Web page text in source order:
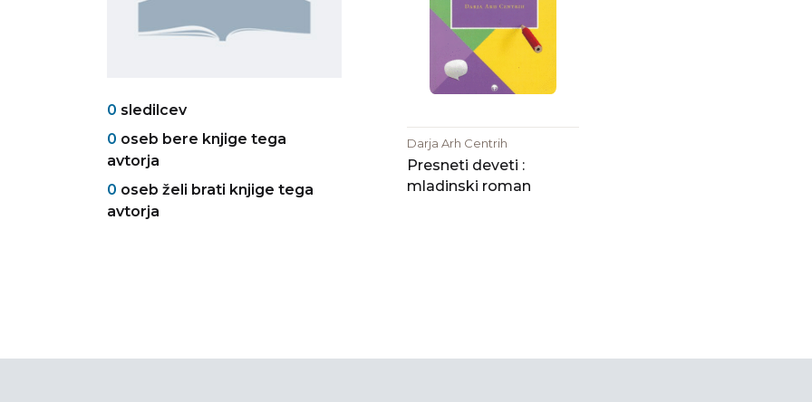
0 sledilcev
0 oseb bere knjige tega
avtorja
0 oseb želi brati knjige tega
avtorja
Darja Arh Centrih
Presneti deveti :
mladinski roman